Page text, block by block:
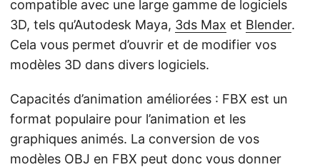
compatible avec une large gamme de logiciels
3D, tels qu’Autodesk Maya, 3ds Max et Blender.
Cela vous permet d’ouvrir et de modifier vos
modèles 3D dans divers logiciels.
Capacités d’animation améliorées : FBX est un
format populaire pour l’animation et les
graphiques animés. La conversion de vos
modèles OBJ en FBX peut donc vous donner